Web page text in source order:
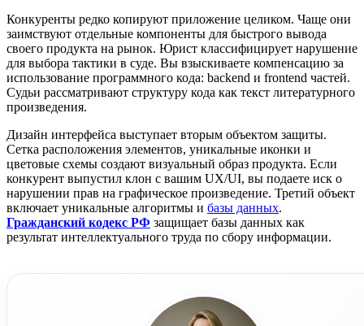
Конкуренты редко копируют приложение целиком. Чаще они
заимствуют отдельные компоненты для быстрого вывода
своего продукта на рынок. Юрист классифицирует нарушение
для выбора тактики в суде. Вы взыскиваете компенсацию за
использование программного кода: backend и frontend частей.
Судьи рассматривают структуру кода как текст литературного
произведения.
Дизайн интерфейса выступает вторым объектом защиты.
Сетка расположения элементов, уникальные иконки и
цветовые схемы создают визуальный образ продукта. Если
конкурент выпустил клон с вашим UX/UI, вы подаете иск о
нарушении прав на графическое произведение. Третий объект
включает уникальные алгоритмы и базы данных.
Гражданский кодекс РФ защищает базы данных как
результат интеллектуального труда по сбору информации.